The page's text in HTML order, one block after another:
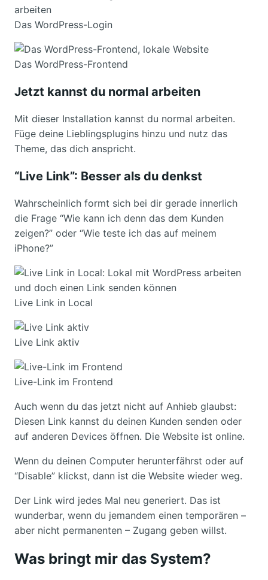
Das WordPress-Login
Das WordPress-Frontend
Jetzt kannst du normal arbeiten
Mit dieser Installation kannst du normal arbeiten.
Füge deine Lieblingsplugins hinzu und nutz das
Theme, das dich anspricht.
“Live Link”: Besser als du denkst
Wahrscheinlich formt sich bei dir gerade innerlich
die Frage “Wie kann ich denn das dem Kunden
zeigen?” oder “Wie teste ich das auf meinem
iPhone?”
Live Link in Local
Live Link aktiv
Live-Link im Frontend
Auch wenn du das jetzt nicht auf Anhieb glaubst:
Diesen Link kannst du deinen Kunden senden oder
auf anderen Devices öffnen. Die Website ist online.
Wenn du deinen Computer herunterfährst oder auf
“Disable” klickst, dann ist die Website wieder weg.
Der Link wird jedes Mal neu generiert. Das ist
wunderbar, wenn du jemandem einen temporären –
aber nicht permanenten – Zugang geben willst.
Was bringt mir das System?